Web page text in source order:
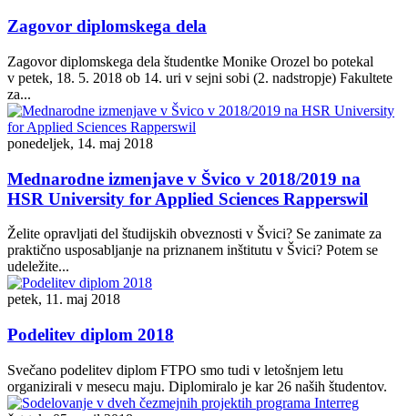
Zagovor diplomskega dela
Zagovor diplomskega dela študentke Monike Orozel bo potekal
v petek, 18. 5. 2018 ob 14. uri v sejni sobi (2. nadstropje) Fakultete
za...
ponedeljek, 14. maj 2018
Mednarodne izmenjave v Švico v 2018/2019 na
HSR University for Applied Sciences Rapperswil
Želite opravljati del študijskih obveznosti v Švici? Se zanimate za
praktično usposabljanje na priznanem inštitutu v Švici? Potem se
udeležite...
petek, 11. maj 2018
Podelitev diplom 2018
Svečano podelitev diplom FTPO smo tudi v letošnjem letu
organizirali v mesecu maju. Diplomiralo je kar 26 naših študentov.